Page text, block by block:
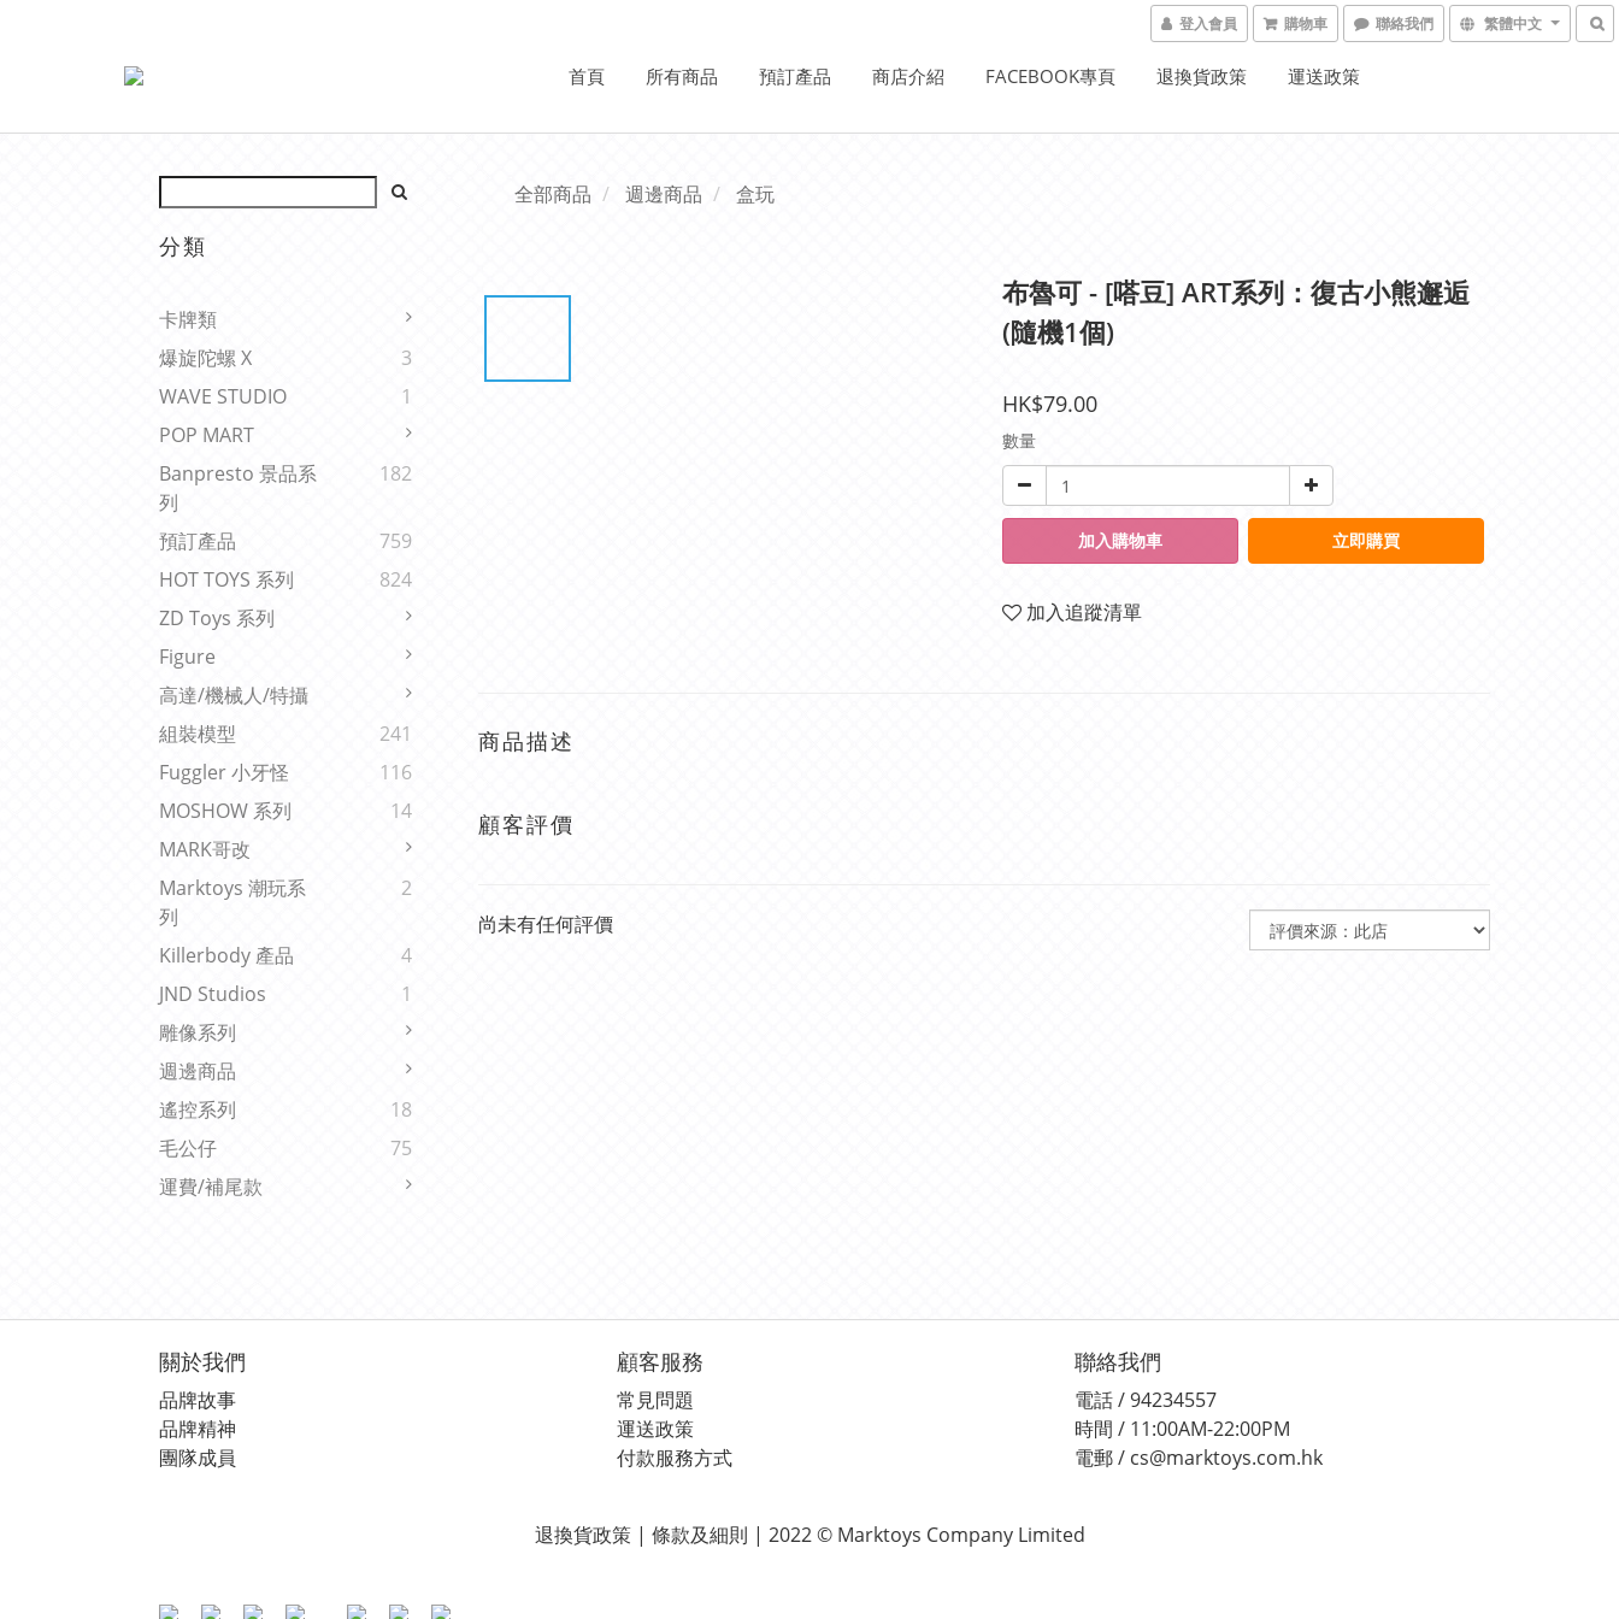
登入會員 購物車 聯絡我們 繁體中文
首頁 所有商品 預訂產品 商店介紹 FACEBOOK專頁 退換貨政策 運送政策
分類
卡牌類
爆旋陀螺 X
3
WAVE STUDIO
1
POP MART
Banpresto 景品系
列
182
預訂產品
759
HOT TOYS 系列
824
ZD Toys 系列
Figure
高達/機械人/特攝
組裝模型
241
Fuggler 小牙怪
116
MOSHOW 系列
14
MARK哥改
Marktoys 潮玩系
列
2
Killerbody 產品
4
JND Studios
1
雕像系列
週邊商品
遙控系列
18
毛公仔
75
運費/補尾款
全部商品 週邊商品 盒玩
布魯可 - [嗒豆] ART系列：復古小熊邂逅
(隨機1個)
HK$79.00
數量
加入購物車 立即購買
加入追蹤清單
商品描述
顧客評價
尚未有任何評價
關於我們
品牌故事
品牌精神
團隊成員
顧客服務
常見問題
運送政策
付款服務方式
聯絡我們
電話 / 94234557
時間 / 11:00AM-22:00PM
電郵 / cs@marktoys.com.hk
退換貨政策 | 條款及細則 | 2022 © Marktoys Company Limited